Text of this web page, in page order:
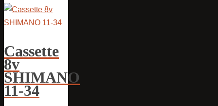
Cassette
8v
SHIMANO
11-34